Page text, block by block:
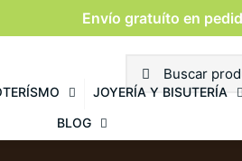
Envío gratuíto en
JOYERÍA Y BISUTERÍA
BLOG